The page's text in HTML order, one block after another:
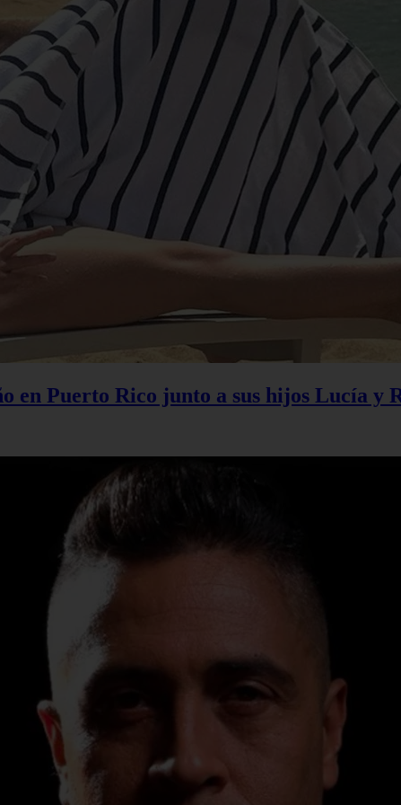
en Puerto Rico junto a sus hijos Lucía y